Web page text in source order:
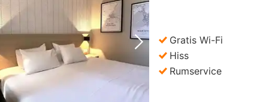
Föregående bild Nästa bild
Gratis Wi-Fi
Hiss
Rumservice